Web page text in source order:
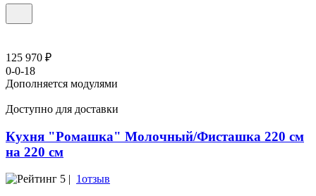
125 970 ₽
0-0-18
Дополняется модулями
Доступно для доставки
Кухня "Ромашка" Молочный/Фисташка 220 см
на 220 см
5 | 1отзыв